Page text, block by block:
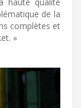
de la
complètes et
»